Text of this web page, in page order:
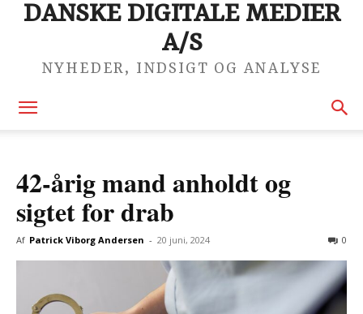
DANSKE DIGITALE MEDIER
A/S
NYHEDER, INDSIGT OG ANALYSE
42-årig mand anholdt og
sigtet for drab
Af Patrick Viborg Andersen - 20 juni, 2024 0